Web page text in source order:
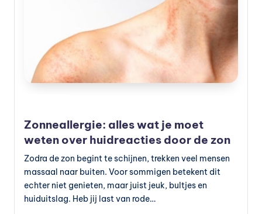
Zonneallergie: alles wat je moet
weten over huidreacties door de zon
Zodra de zon begint te schijnen, trekken veel mensen
massaal naar buiten. Voor sommigen betekent dit
echter niet genieten, maar juist jeuk, bultjes en
huiduitslag. Heb jij last van rode…